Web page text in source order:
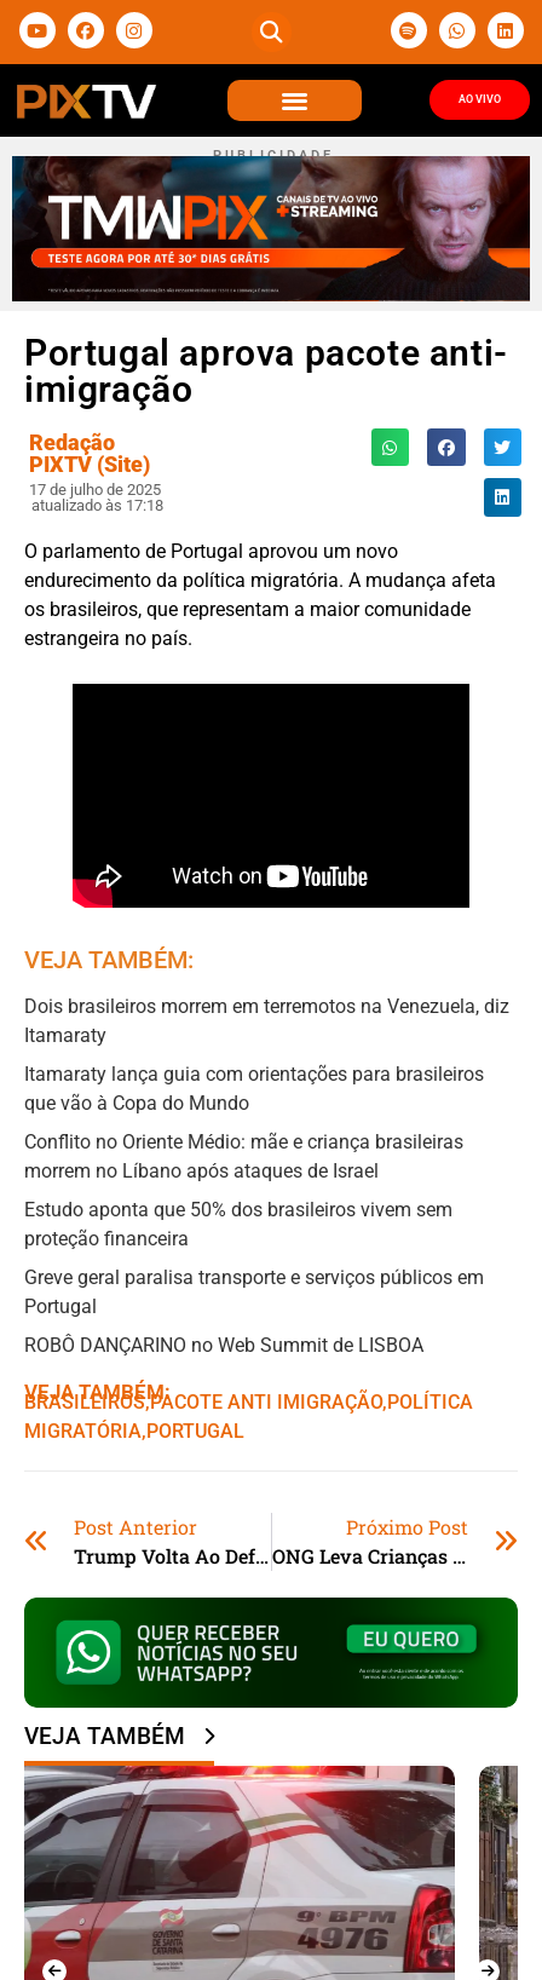
AO VIVO
P U B L I C I D A D E
Portugal aprova pacote anti-
imigração
Redação
PIXTV (Site)
17 de julho de 2025
atualizado às 17:18
O parlamento de Portugal aprovou um novo
endurecimento da política migratória. A mudança afeta
os brasileiros, que representam a maior comunidade
estrangeira no país.
VEJA TAMBÉM:
Dois brasileiros morrem em terremotos na Venezuela, diz
Itamaraty
Itamaraty lança guia com orientações para brasileiros
que vão à Copa do Mundo
Conflito no Oriente Médio: mãe e criança brasileiras
morrem no Líbano após ataques de Israel
Estudo aponta que 50% dos brasileiros vivem sem
proteção financeira
Greve geral paralisa transporte e serviços públicos em
Portugal
ROBÔ DANÇARINO no Web Summit de LISBOA
VEJA TAMBÉM:
BRASILEIROS,ㅤPACOTE ANTI IMIGRAÇÃO,ㅤ POLÍTICA
MIGRATÓRIA,ㅤ PORTUGAL
Post Anterior
Trump Volta Ao Defensor Bolsonaro
Próximo Post
ONG Leva Crianças Para Observação De Baleias No RJ
VEJA TAMBÉM